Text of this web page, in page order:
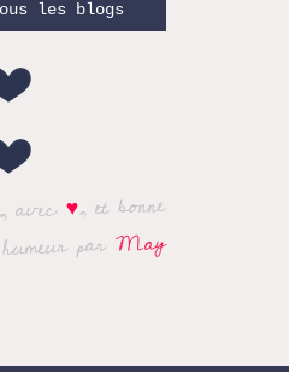
les blogs
avec♥, et bonne
humeur parMay